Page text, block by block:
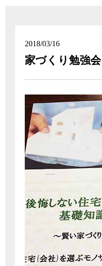
2018/03/16
家づくり勉強